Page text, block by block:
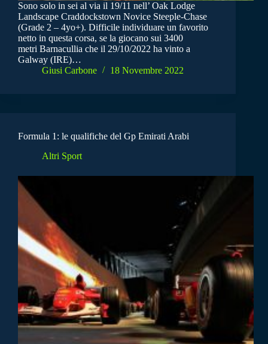
Sono solo in sei al via il 19/11 nell’ Oak Lodge
Landscape Craddockstown Novice Steeple-Chase
(Grade 2 – 4yo+). Difficile individuare un favorito
netto in questa corsa, se la giocano sui 3400
metri Barnacullia che il 29/10/2022 ha vinto a
Galway (IRE)…
Giusi Carbone
18 Novembre 2022
Formula 1: le qualifiche del Gp Emirati Arabi
Altri Sport